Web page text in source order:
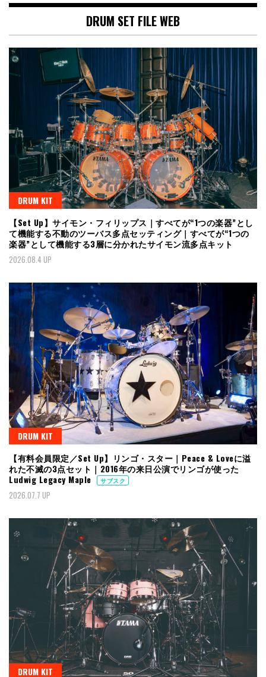
DRUM SET FILE WEB
DRUM KIT
【Set Up】サイモン・フィリップス｜すべてが“1つの楽器”とし
て機能する不動のツーバス多点セッティング｜すべてが“1つの
楽器”として機能する3層に分かれたサイモン流多点キット
2026.08.4 UP
DRUM KIT
【有料会員限定／Set Up】リンゴ・スター｜Peace & Loveに溢
れた不滅の3点セット｜2016年の来日公演でリンゴが使った
Ludwig Legacy Maple
サブスク
2026.07.7 UP
DRUM KIT